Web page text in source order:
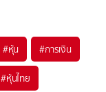
#หุ้น #การเงิน
#หุ้นไทย